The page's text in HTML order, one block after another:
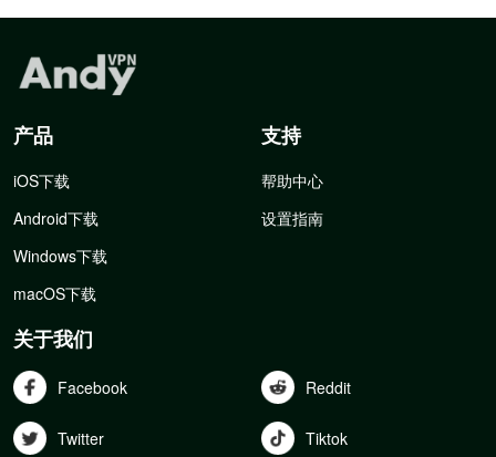
产品
iOS下载
Android下载
Windows下载
macOS下载
支持
帮助中心
设置指南
关于我们
Facebook Reddit
Twitter Tiktok